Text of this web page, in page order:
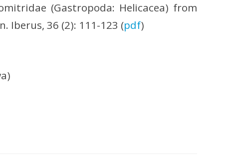
(Gastropoda: Helicacea) from
Iberus, 36 (2): 111-123 (pdf)